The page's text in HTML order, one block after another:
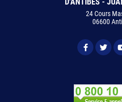
24 Cours
06600